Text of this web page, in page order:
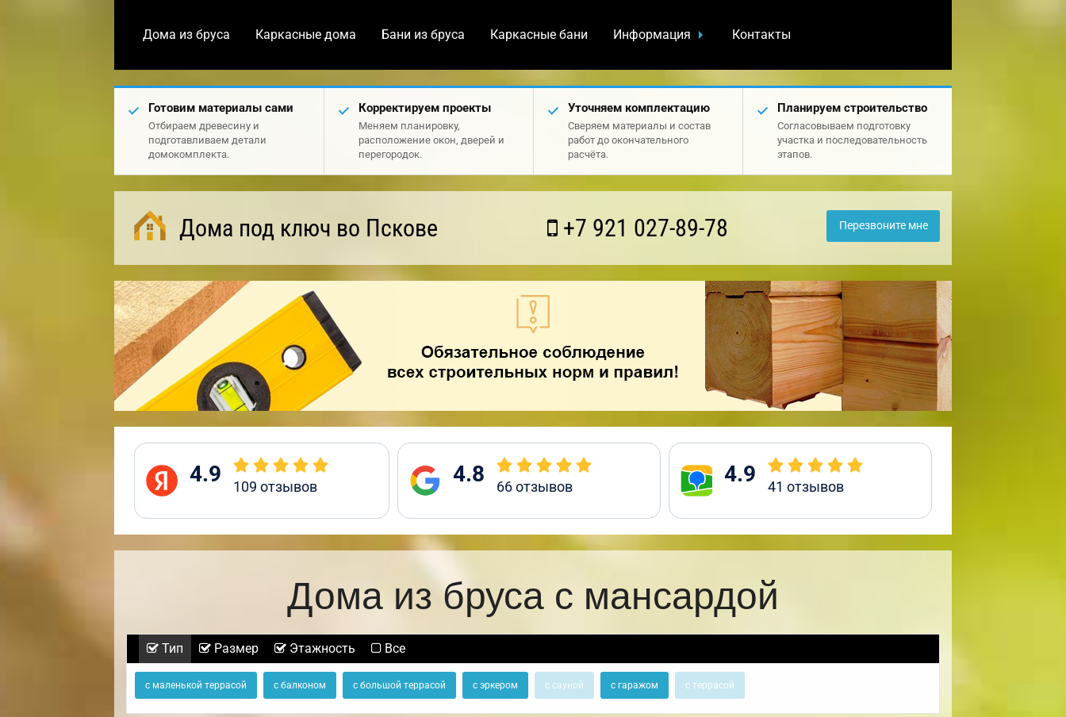
Дома из бруса Каркасные дома Бани из бруса Каркасные бани Информация Контакты
Готовим материалы сами
Отбираем древесину и
подготавливаем детали
домокомплекта.
Корректируем проекты
Меняем планировку,
расположение окон, дверей и
перегородок.
Уточняем комплектацию
Сверяем материалы и состав
работ до окончательного
расчёта.
Планируем строительство
Согласовываем подготовку
участка и последовательность
этапов.
Дома под ключ во Пскове +7 921 027-89-78 Перезвоните мне
4.9 109 отзывов 4.8 66отзывов 4.9 41 отзывов
Дома из бруса с мансардой
Тип Размер Этажность Все
с маленькой террасой с балконом с большой террасой с эркером с сауной с гаражом с террасой